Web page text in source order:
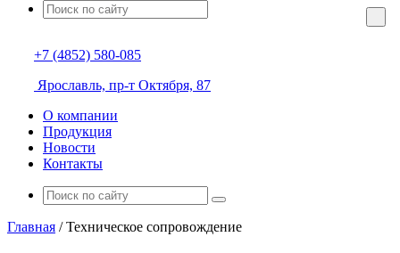
+7 (4852) 580-085
Ярославль, пр-т Октября, 87
О компании
Продукция
Новости
Контакты
Главная /Техническое сопровождение